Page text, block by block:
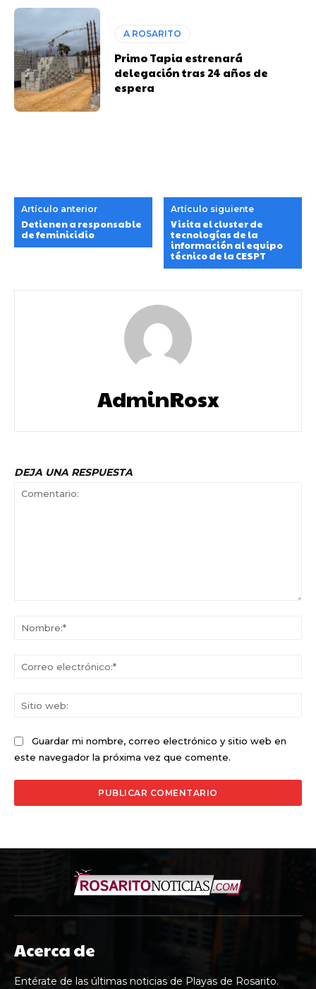
A ROSARITO
Primo Tapia estrenará
delegación tras 24 años de
espera
Artículo anterior
Detienen a responsable
de feminicidio
Artículo siguiente
Visita el cluster de
tecnologías de la
información al equipo
técnico de la CESPT
AdminRosx
DEJA UNA RESPUESTA
Guardar mi nombre, correo electrónico y sitio web en
este navegador la próxima vez que comente.
Acerca de
Entérate de las últimas noticias de Playas de Rosarito.